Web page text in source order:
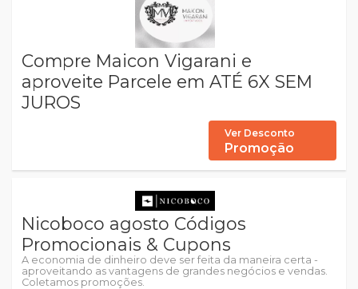
Compre Maicon Vigarani e
aproveite Parcele em ATÉ 6X SEM
JUROS
Ver Desconto
Promoção
Nicoboco agosto Códigos
Promocionais & Cupons
A economia de dinheiro deve ser feita da maneira certa -
aproveitando as vantagens de grandes negócios e vendas.
Coletamos promoções.